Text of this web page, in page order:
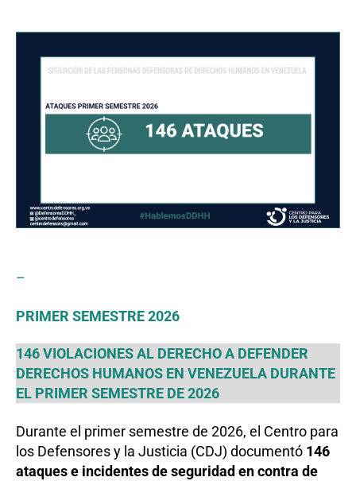
LAS
DEFENSORAS
HUMANOS
EN
VENEZUELA
Semestre
2026
–
PRIMER SEMESTRE 2026
146 VIOLACIONES AL DERECHO A DEFENDER
DERECHOS HUMANOS EN VENEZUELA DURANTE
EL PRIMER SEMESTRE DE 2026
Durante el primer semestre de 2026, el Centro para
los Defensores y la Justicia (CDJ) documentó 146
ataques e incidentes de seguridad en contra de